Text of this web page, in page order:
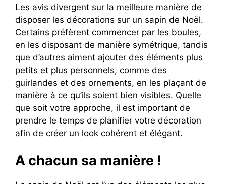
Les avis divergent sur la meilleure manière de
disposer les décorations sur un sapin de Noël.
Certains préfèrent commencer par les boules,
en les disposant de manière symétrique, tandis
que d’autres aiment ajouter des éléments plus
petits et plus personnels, comme des
guirlandes et des ornements, en les plaçant de
manière à ce qu’ils soient bien visibles. Quelle
que soit votre approche, il est important de
prendre le temps de planifier votre décoration
afin de créer un look cohérent et élégant.
A chacun sa manière !